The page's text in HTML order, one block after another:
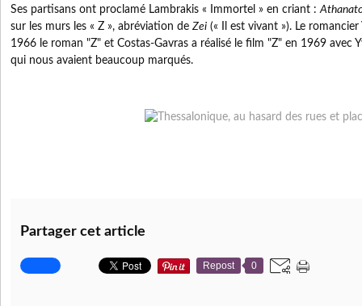
Ses partisans ont proclamé Lambrakis « Immortel » en criant :
sur les murs les « Z », abréviation de Zei (« Il est vivant »). Le romancier
1966 le roman "Z" et Costas-Gavras a réalisé le film "Z" en 1969 avec
qui nous avaient beaucoup marqués.
Partager cet article
Repost 0